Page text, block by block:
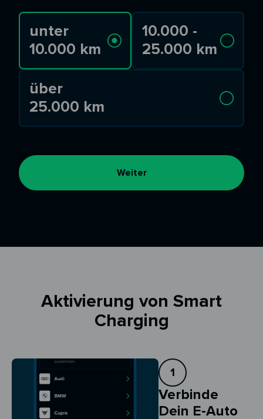
unter
10.000 km
10.000 -
25.000 km
über
25.000 km
Weiter
Aktivierung von Smart
Charging
1
Verbinde
Dein E-Auto